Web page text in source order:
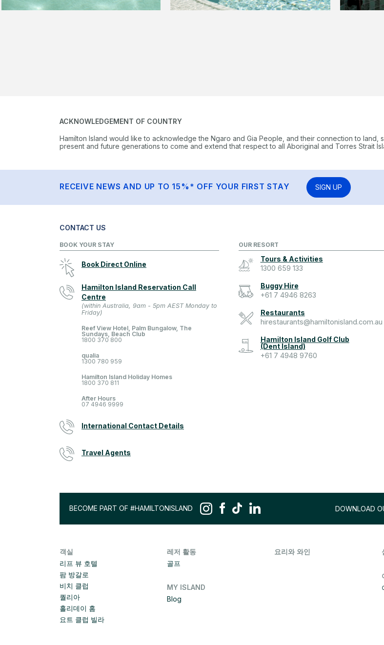
ACKNOWLEDGEMENT OF COUNTRY
Hamilton Island would like to acknowledge the Ngaro and Gia People, and their connection to land,
present and future generations to come and extend that respect to all Aboriginal and Torres Strait
RECEIVE NEWS AND UP TO 15%* OFF YOUR FIRST STAY SIGN UP
CONTACT US
BOOK YOUR STAY
Book Direct Online
Hamilton Island Reservation Call
Centre
(within Australia, 9am - 5pm AEST Monday to
Friday)
Reef View Hotel, Palm Bungalow, The
Sundays, Beach Club
1800 370 800
qualia
1300 780 959
Hamilton Island Holiday Homes
1800 370 811
After Hours
07 4946 9999
International Contact Details
Travel Agents
OUR RESORT
Tours & Activities
1300 659 133
Buggy Hire
+61 7 4946 8263
Restaurants
hirestaurants@hamiltonisland.com.au
Hamilton Island Golf Club
(Dent Island)
+61 7 4948 9760
BECOME PART OF #HAMILTONISLAND DOWNLOAD
객실
리프 뷰 호텔
팜 방갈로
비치 클럽
퀄리아
홀리데이 홈
요트 클럽 빌라
레저 활동
골프
MY ISLAND
Blog
요리와 와인